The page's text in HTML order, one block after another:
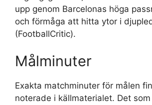
upp genom Barcelonas höga
och förmåga att hitta ytor i
(FootballCritic).
Målminuter
Exakta matchminuter för målen
noterade i källmaterialet. Det